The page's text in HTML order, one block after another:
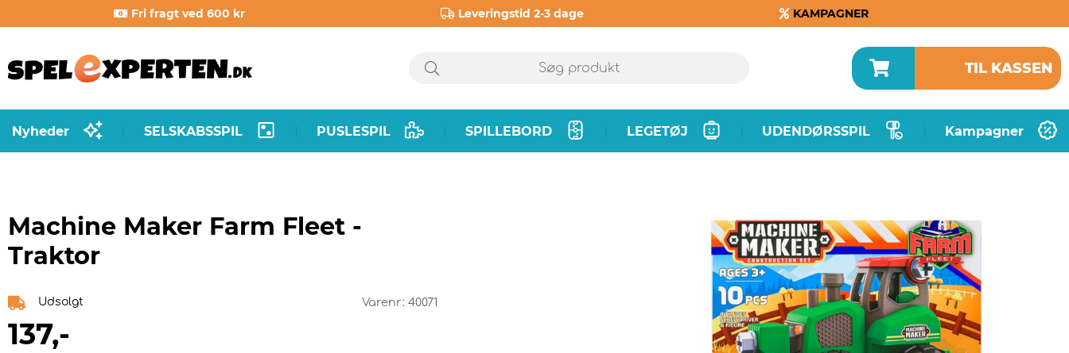
Fri fragt ved 600 kr Leveringstid 2-3 dage KAMPAGNER
TIL KASSEN
Nyheder SELSKABSSPIL PUSLESPIL SPILLEBORD LEGETØJ UDENDØRSSPIL Kampagner
Machine Maker Farm Fleet -
Traktor
Udsolgt Varenr: 40071
137,-